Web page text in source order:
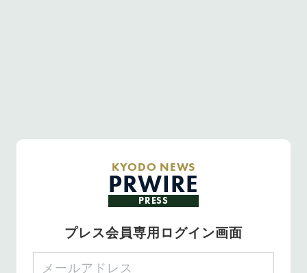
KYODO NEWS
PRWIRE
PRESS
プレス会員専用ログイン画面